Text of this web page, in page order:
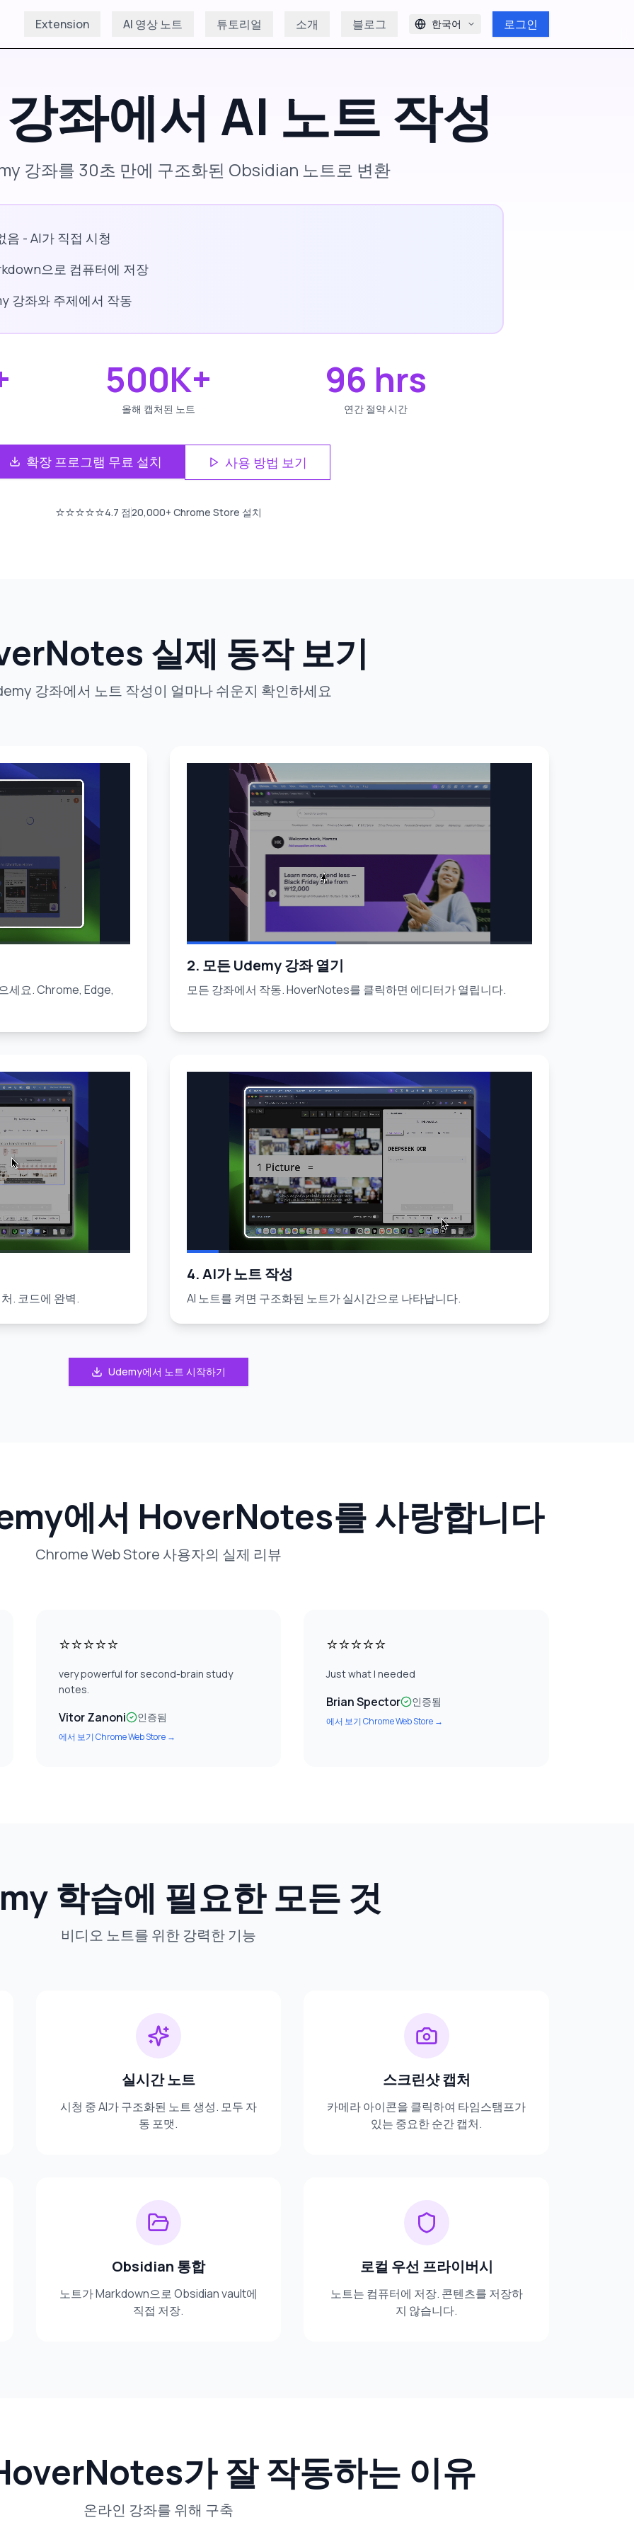
Extension AI 영상 노트 튜토리얼 소개 블로그 한국어 로그인
강좌에서 AI 노트 작성
강좌를 30초 만에 구조화된 Obsidian 노트로 변환
음 - AI가 직접 시청
으로 컴퓨터에 저장
강좌와 주제에서 작동
500K+
올해 캡처된 노트
96 hrs
연간 절약 시간
확장 프로그램 무료 설치 사용 방법 보기
⭐⭐⭐⭐⭐4.7 점20,000+ Chrome Store 설치
실제 동작 보기
강좌에서 노트 작성이 얼마나 쉬운지 확인하세요
세요. Chrome, Edge,
2. 모든 Udemy 강좌 열기
모든 강좌에서 작동. HoverNotes를 클릭하면 에디터가 열립니다.
. 코드에 완벽.
4. AI가 노트 작성
AI 노트를 켜면 구조화된 노트가 실시간으로 나타납니다.
Udemy에서 노트 시작하기
에서 HoverNotes를 사랑합니다
Chrome Web Store 사용자의 실제 리뷰
⭐⭐⭐⭐⭐
very powerful for second-brain study
notes.
Vitor Zanoni 인증됨
에서 보기Chrome Web Store→
⭐⭐⭐⭐⭐
Just what I needed
Brian Spector 인증됨
에서 보기Chrome Web Store →
학습에 필요한 모든 것
비디오 노트를 위한 강력한 기능
실시간 노트
시청 중 AI가 구조화된 노트 생성. 모두 자
동 포맷.
스크린샷 캡처
카메라 아이콘을 클릭하여 타임스탬프가
있는 중요한 순간 캡처.
Obsidian 통합
노트가 Markdown으로 Obsidian vault에
직접 저장.
로컬 우선 프라이버시
노트는 컴퓨터에 저장. 콘텐츠를 저장하
지 않습니다.
가 잘 작동하는 이유
온라인 강좌를 위해 구축